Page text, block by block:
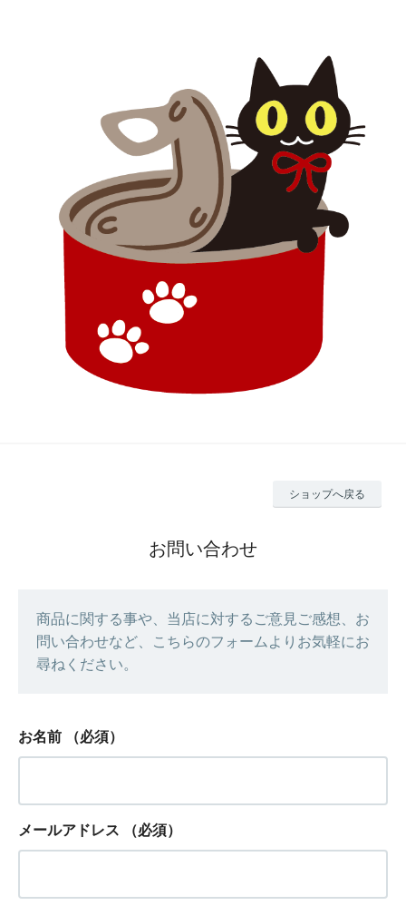
ショップへ戻る
お問い合わせ
商品に関する事や、当店に対するご意見ご感想、お
問い合わせなど、こちらのフォームよりお気軽にお
尋ねください。
お名前 （必須）
メールアドレス （必須）